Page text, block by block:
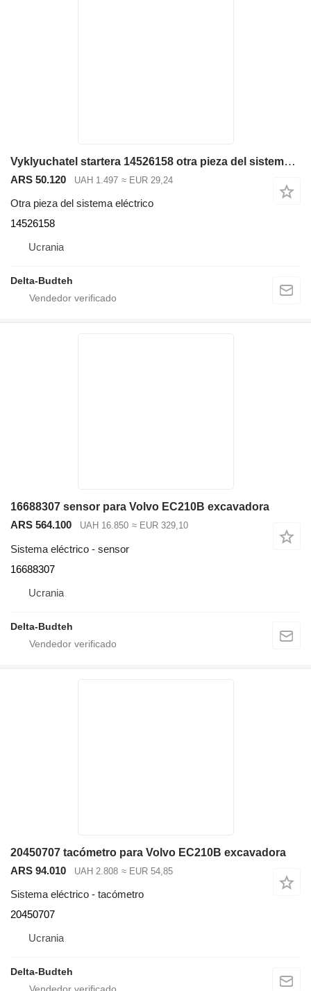
Vyklyuchatel startera 14526158 otra pieza del sistema eléctrico para Volvo EC210B excavadora
ARS 50.120 UAH 1.497 ≈ EUR 29,24
Otra pieza del sistema eléctrico
14526158
Ucrania
Delta-Budteh
16688307 sensor para Volvo EC210B excavadora
ARS 564.100
UAH 16.850 ≈ EUR 329,10
Sistema eléctrico - sensor
16688307
Ucrania
Delta-Budteh
20450707 tacómetro para Volvo EC210B excavadora
ARS 94.010
UAH 2.808 ≈ EUR 54,85
Sistema eléctrico - tacómetro
20450707
Ucrania
Delta-Budteh